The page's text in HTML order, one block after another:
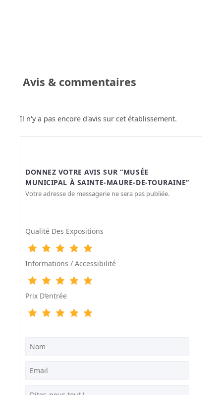
Avis & commentaires
Il n'y a pas encore d'avis sur cet établissement.
DONNEZ VOTRE AVIS SUR “MUSÉE
MUNICIPAL À SAINTE-MAURE-DE-TOURAINE”
Votre adresse de messagerie ne sera pas publiée.
Qualité Des Expositions
Informations / Accessibilité
Prix D‘entrée